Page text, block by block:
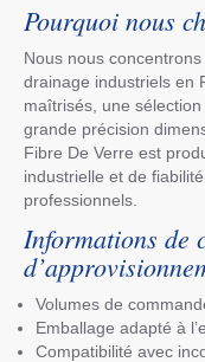
Pourquoi nous
Nous nous
drainage industriels en
maîtrisés, une
grande précision
Fibre De Verre est
industrielle et de
professionnels.
Informations de
Volumes de
Emballage adapté à
Compatibilité avec